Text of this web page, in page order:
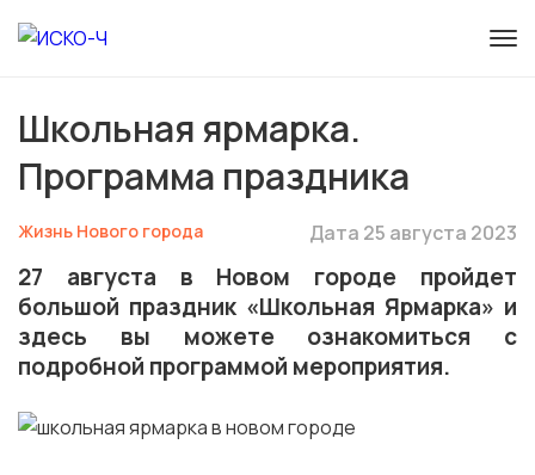
Школьная ярмарка.
Программа праздника
Жизнь Нового города Дата 25 августа 2023
27 августа в Новом городе пройдет
большой праздник «Школьная Ярмарка» и
здесь вы можете ознакомиться с
подробной программой мероприятия.